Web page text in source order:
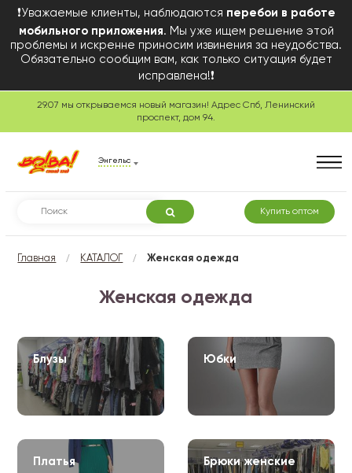
❗Уважаемые клиенты, наблюдаются перебои в работе
мобильного приложения. Мы уже ищем решение этой
проблемы и искренне приносим извинения за неудобства.
Обязательно сообщим вам, как только ситуация будет
исправлена!❗
29.07 мы открываемся новый магазин! Адрес Спб, Ленинский
проспект, дом 94.
Энгельс
Купить оптом
Главная / КАТАЛОГ / Женская одежда
Женская одежда
Блузы Юбки
Платья Брюки женские